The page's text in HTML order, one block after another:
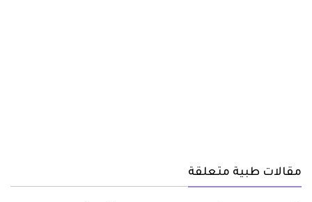
مقالات طبية متعلقة